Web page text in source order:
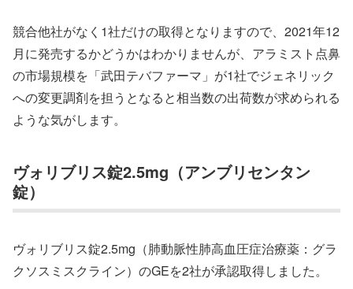
競合他社がなく1社だけの取得となりますので、2021年12
月に発売するかどうかはわかりませんが、アラミスト点鼻
の市場規模を「武田テバファーマ」が1社でジェネリック
への変更調剤を担うとなると相当数の出荷数が求められる
ような気がします。
ヴォリブリス錠2.5mg（アンブリセンタン
錠）
ヴォリブリス錠2.5mg（肺動脈性肺高血圧症治療薬：グラ
クソスミスクライン）のGEを2社が承認取得しました。